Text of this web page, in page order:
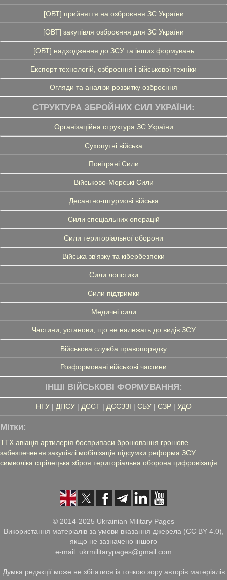
[ОВТ] прийняття на озброєння ЗС України
[ОВТ] закупівля озброєння для ЗС України
[ОВТ] надходження до ЗСУ та інших формувань
Експорт технологій, озброєння і військової техніки
Огляди та аналізи розвитку озброєння
СТРУКТУРА ЗБРОЙНИХ СИЛ УКРАЇНИ:
Організаційна структура ЗС України
Сухопутні війська
Повітряні Сили
Військово-Морські Сили
Десантно-штурмові війська
Сили спеціальних операцій
Сили територіальної оборони
Війська зв'язку та кібербезпеки
Сили логістики
Сили підтримки
Медичні сили
Частини, установи, що не належать до видів ЗСУ
Військова служба правопорядку
Розформовані військові частини
ІНШІ ВІЙСЬКОВІ ФОРМУВАННЯ:
НГУ| ДПСУ| ДССТ| ДССЗЗІ | СБУ| СЗР| УДО
Мітки:
ТТХ авіація артилерія боєприпаси бронювання грошове
забезпечення закупівлі мобілізація підсумки реформа ЗСУ
символіка стрілецька зброя територіальна оборона цифровізація
© 2014-2025 Ukrainian Military Pages
Використання матеріалів за умови вказання джерела (CC BY 4.0),
якщо не зазначено іншого
e-mail: ukrmilitarypages@gmail.com
Думка редакції може не збігатися із точкою зору авторів матеріалів